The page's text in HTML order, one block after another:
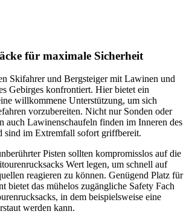
für maximale Sicherheit
Skifahrer und Bergsteiger mit Lawinen und
Gebirges konfrontiert. Hier bietet ein
willkommene Unterstützung, um sich
vorzubereiten. Nicht nur Sonden oder
auch Lawinenschaufeln finden im Inneren des
sind im Extremfall sofort griffbereit.
Pisten sollten kompromisslos auf die
Wert legen, um schnell auf
reagieren zu können. Genügend Platz für
bietet das mühelos zugängliche Safety Fach
in dem beispielsweise eine
werden kann.